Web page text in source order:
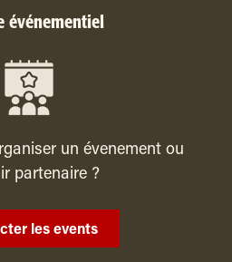
événementiel
un évenement ou
partenaire ?
les events